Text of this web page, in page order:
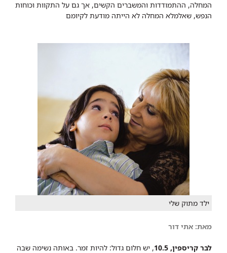
המחלה, ההתמודדות והמשברים הקשים, אך גם על התקוות וכוחות
הנפש, שאלמלא המחלה לא הייתה מודעת לקיומם
ילד מתוק שלי
מאת: אתי דור
לבר קריספין, 10.5
, יש חלום גדול: להיות זמר. באותה נשימה שבה